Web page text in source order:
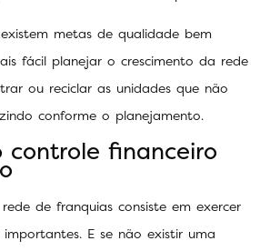
metas de qualidade bem
fácil planejar o crescimento da rede
ou reciclar as unidades que não
conforme o planejamento.
controle financeiro
de franquias consiste em exercer
importantes. E se não existir uma